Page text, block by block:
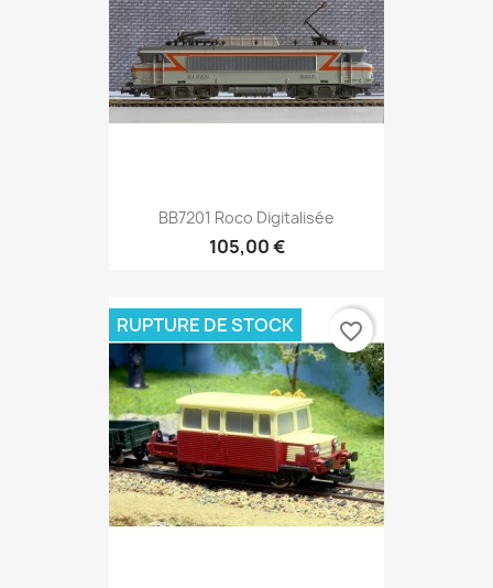
BB7201 Roco Digitalisée
105,00 €
RUPTURE DE STOCK favorite_border